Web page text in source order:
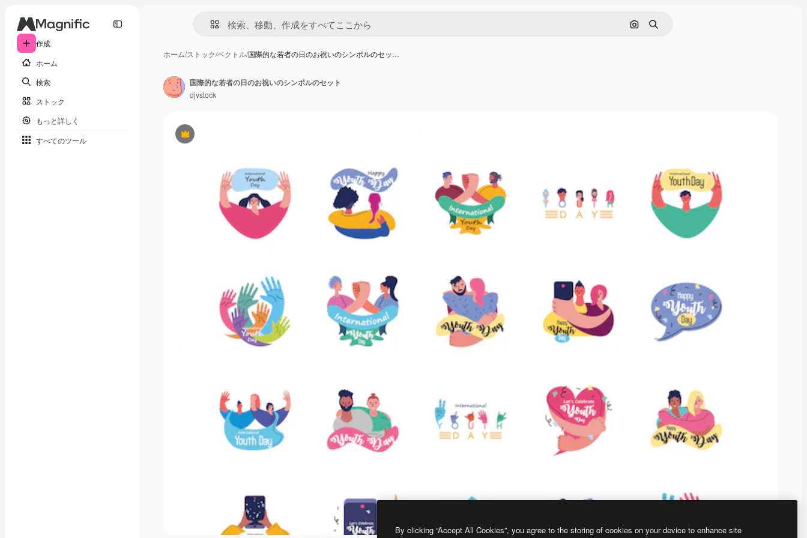
作成
ホーム
検索
ストック
もっと詳しく
すべてのツール
画像で検索
検索
ホーム/ストック/ベクトル/国際的な若者の日のお祝いのシンボルのセッ…
Premium
国際的な若者の日のお祝いのシンボルのセット
djvstock
By clicking “Accept All Cookies”, you agree to the storing of cookies on your device to enhance site